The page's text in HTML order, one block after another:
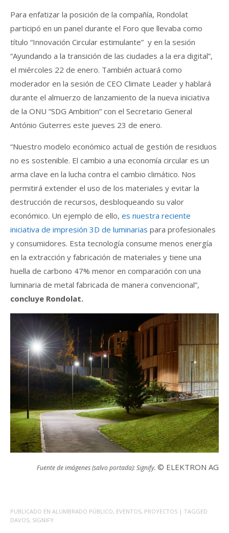
Para enfatizar la posición de la compañía, Rondolat
participó en un panel durante el Foro que llevaba como
título “Innovación Circular estimulante” y en la sesión
“Ayundando a la transición de las ciudades a la era digital”,
el miércoles 22 de enero. También actuará como
moderador en la sesión de CEO Climate Leader y hablará
durante el almuerzo de lanzamiento de la nueva iniciativa
de la ONU “SDG Ambition” con el Secretario General
António Guterres este jueves 23 de enero.
“Nuestro modelo económico actual de gestión de residuos
no es sostenible. El cambio a una economía circular es un
arma clave en la lucha contra el cambio climático. Nos
permitirá extender el uso de los materiales y evitar la
destrucción de recursos, desbloqueando su valor
económico. Un ejemplo de ello, es nuestra reciente
iniciativa de impresión 3D de luminarias para profesionales
y consumidores. Esta tecnología consume menos energía
en la extracción y fabricación de materiales y tiene una
huella de carbono 47% menor en comparación con una
luminaria de metal fabricada de manera convencional”,
concluye Rondolat.
Fuente de imágenes (salvoportada): Signify. © ELEKTRON AG
PUBLICADO EN ALUMBRADO PÚBLICO, EVENTOS, PROYECTOS | TAGGED
DAVOS, SIGNIFY